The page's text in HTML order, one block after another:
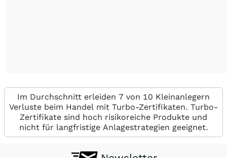
Im Durchschnitt erleiden 7 von 10 Kleinanlegern
Verluste beim Handel mit Turbo-Zertifikaten. Turbo-
Zertifikate sind hoch risikoreiche Produkte und
nicht für langfristige Anlagestrategien geeignet.